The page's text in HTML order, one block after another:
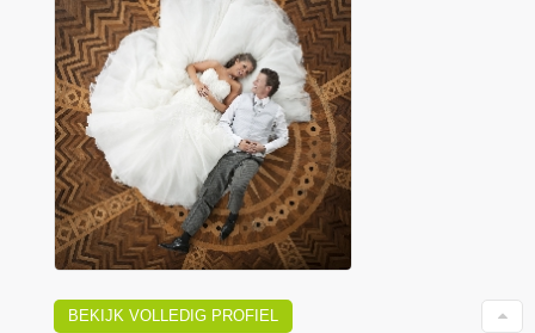
BEKIJK VOLLEDIG PROFIEL